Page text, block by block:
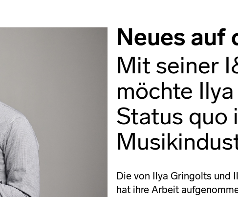
Neues auf
Mit seiner
möchte
Status quo
Die von Ilya Gringolts und
hat ihre Arbeit